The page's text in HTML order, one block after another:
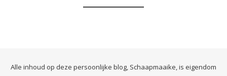
Alle inhoud op deze persoonlijke blog, Schaapmaaike, is eigendom